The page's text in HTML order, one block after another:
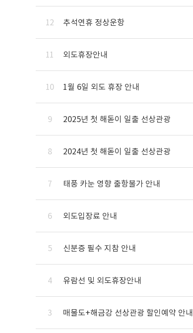
12 추석연휴 정상운항
11 외도휴장안내
10 1월 6일 외도 휴장 안내
9 2025년 첫 해돋이 일출 선상관광
8 2024년 첫 해돋이 일출 선상관광
7 태풍 카눈 영향 출항불가 안내
6 외도입장료 안내
5 신분증 필수 지참 안내
4 유람선 및 외도휴장안내
3 매물도+해금강 선상관광 할인예약 안내